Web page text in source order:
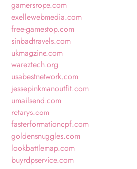
gamersrope.com
exellewebmedia.com
free-gamestop.com
sinbadtravels.com
ukmagzine.com
wareztech.org
usabestnetwork.com
jessepinkmanoutfit.com
umailsend.com
retarys.com
fasterformationcpf.com
goldensnuggles.com
lookbattlemap.com
buyrdpservice.com